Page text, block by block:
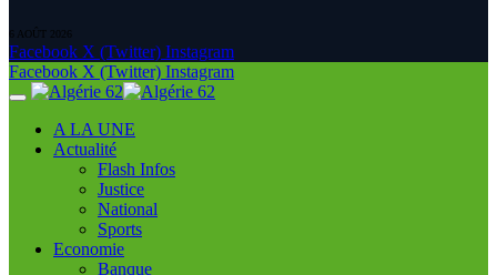
6 AOÛT 2026
Facebook X (Twitter) Instagram
Facebook X (Twitter) Instagram
A LA UNE
Actualité
Flash Infos
Justice
National
Sports
Economie
Banque